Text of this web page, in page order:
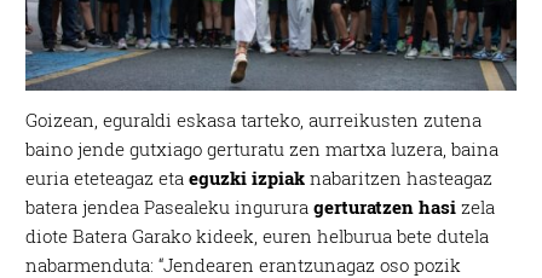
Goizean, eguraldi eskasa tarteko, aurreikusten zutena
baino jende gutxiago gerturatu zen martxa luzera, baina
euria eteteagaz etaeguzki izpiak nabaritzen hasteagaz
batera jendea Pasealeku ingururagerturatzen hasi zela
diote Batera Garako kideek, euren helburua bete dutela
nabarmenduta: “Jendearen erantzunagaz oso pozik